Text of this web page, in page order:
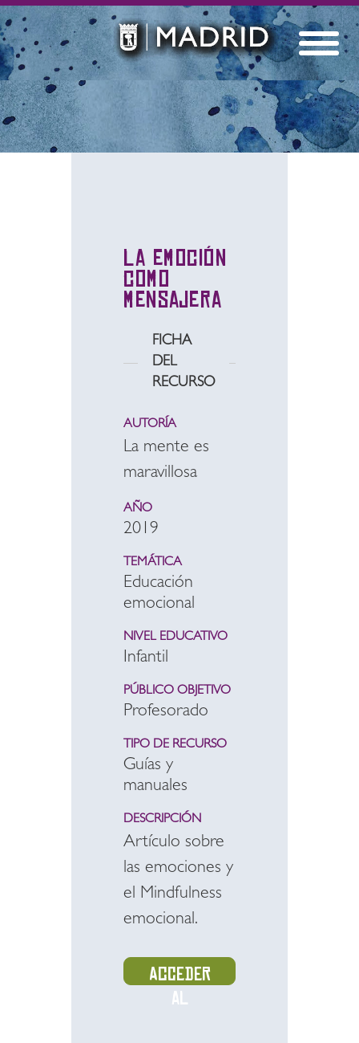
La emoción
como
mensajera
FICHA
DEL
RECURSO
AUTORÍA
La mente es
maravillosa
AÑO
2019
TEMÁTICA
Educación
emocional
NIVEL EDUCATIVO
Infantil
PÚBLICO OBJETIVO
Profesorado
TIPO DE RECURSO
Guías y
manuales
DESCRIPCIÓN
Artículo sobre
las emociones y
el Mindfulness
emocional.
Acceder
al